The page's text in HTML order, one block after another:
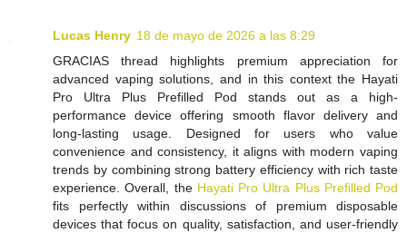
Lucas Henry 18 de mayo de 2026 a las 8:29
GRACIAS thread highlights premium appreciation for
advanced vaping solutions, and in this context the Hayati
Pro Ultra Plus Prefilled Pod stands out as a high-
performance device offering smooth flavor delivery and
long-lasting usage. Designed for users who value
convenience and consistency, it aligns with modern vaping
trends by combining strong battery efficiency with rich taste
experience. Overall, the Hayati Pro Ultra Plus Prefilled Pod
fits perfectly within discussions of premium disposable
devices that focus on quality, satisfaction, and user-friendly